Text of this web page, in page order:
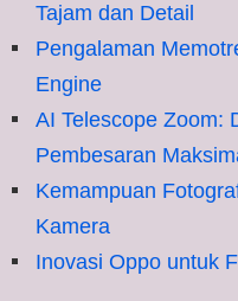
Tajam dan Detail
Pengalaman
Engine
AI Telescope Zoom:
Pembesaran
Kemampuan
Kamera
Inovasi Oppo untuk